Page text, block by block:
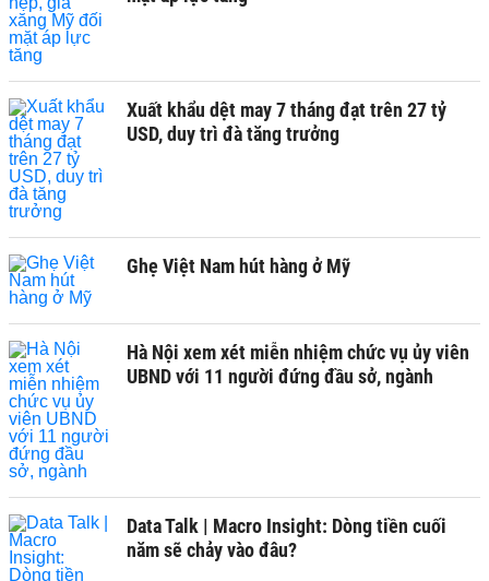
Xuất khẩu dệt may 7 tháng đạt trên 27 tỷ
USD, duy trì đà tăng trưởng
Ghẹ Việt Nam hút hàng ở Mỹ
Hà Nội xem xét miễn nhiệm chức vụ ủy viên
UBND với 11 người đứng đầu sở, ngành
Data Talk | Macro Insight: Dòng tiền cuối
năm sẽ chảy vào đâu?